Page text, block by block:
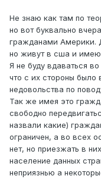
Не знаю как там по
но вот буквально
гражданами Америки.
но живут в сша и
Я не буду вдаваться
что с их стороны
недовольства по
Так же имея это
свободно
назвали какие)
ограничен, а во всех
нет, но приезжать в
население данных
неприязнью а